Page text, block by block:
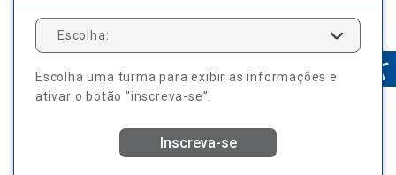
Escolha:
Escolha uma turma para exibir as informações e
ativar o botão "inscreva-se”.
Inscreva-se